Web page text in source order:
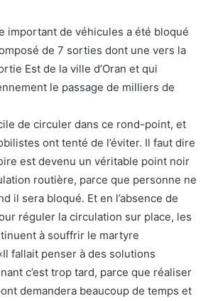
important de véhicules a été bloqué
de 7 sorties dont une vers la
Est de la ville d’Oran et qui
le passage de milliers de
de circuler dans ce rond-point, et
ont tenté de l’éviter. Il faut dire
est devenu un véritable point noir
routière, parce que personne ne
il sera bloqué. Et en l’absence de
réguler la circulation sur place, les
à souffrir le martyre
fallait penser à des solutions
c’est trop tard, parce que réaliser
demandera beaucoup de temps et